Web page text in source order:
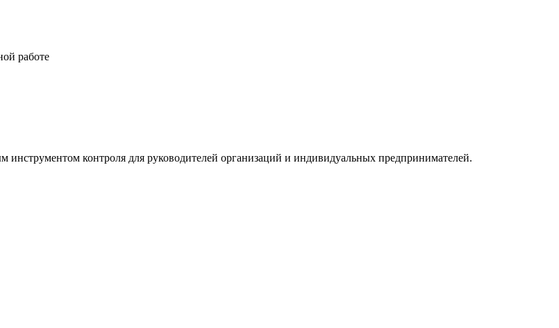
работе
контроля для руководителей организаций и индивидуальных предпринимателей.